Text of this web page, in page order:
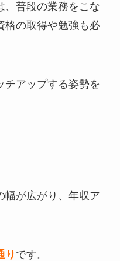
、普段の業務をこな
格の取得や勉強も必
チアップする姿勢を
幅が広がり、年収ア
り です。